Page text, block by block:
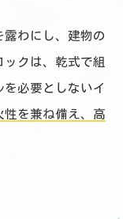
わにし、建物の
クは、乾式で組
必要としないイ
性を兼ね備え、高